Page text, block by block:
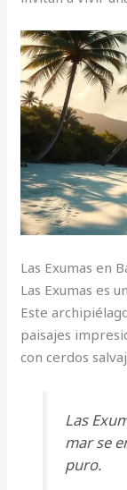
Las Exumas en
Las Exumas es
Este
paisajes
con cerdos
Las
mar se
puro.